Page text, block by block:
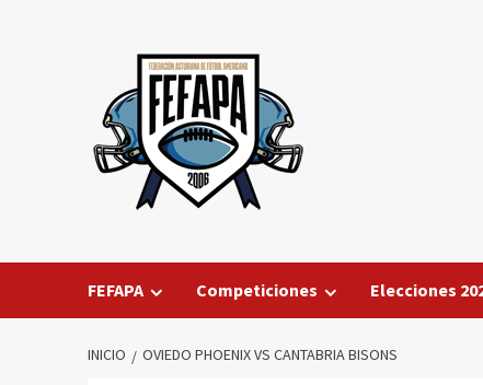
FEFAPA Competiciones Elecciones
INICIO OVIEDO PHOENIX VS CANTABRIA BISONS